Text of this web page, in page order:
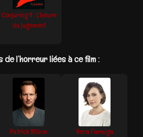
Conjuring 4 : L’heure
du jugement
l’horreur liées à ce film :
Patrick Wilson Vera Farmiga